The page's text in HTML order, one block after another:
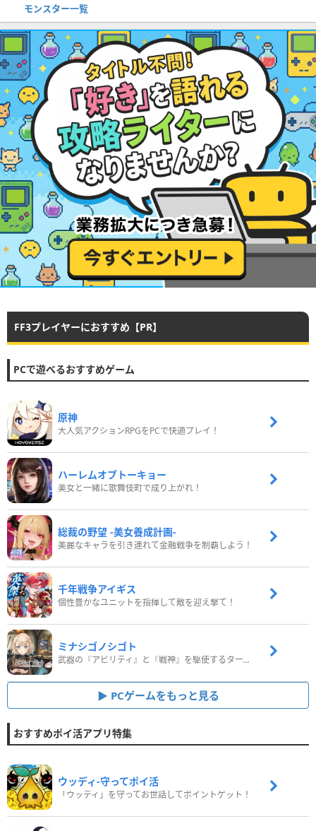
モンスター一覧
FF3プレイヤーにおすすめ【PR】
PCで遊べるおすすめゲーム
原神
大人気アクションRPGをPCで快適プレイ！
ハーレムオブトーキョー
美女と一緒に歌舞伎町で成り上がれ！
総裁の野望 -美女養成計画-
美麗なキャラを引き連れて金融戦争を制覇しよう！
千年戦争アイギス
個性豊かなユニットを指揮して敵を迎え撃て！
ミナシゴノシゴト
武器の『アビリティ』と『戦神』を駆使するターン制コマンドバトルRPG！
PCゲームをもっと見る
おすすめポイ活アプリ特集
ウッディ‐守ってポイ活
「ウッディ」を守ってお世話してポイントゲット！